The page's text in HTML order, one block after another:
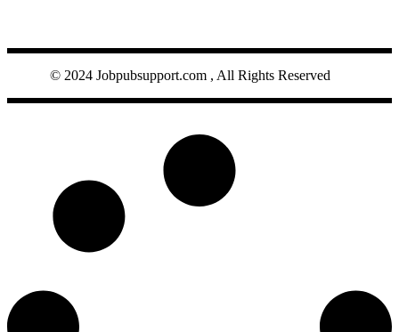
© 2024 Jobpubsupport.com , All Rights Reserved